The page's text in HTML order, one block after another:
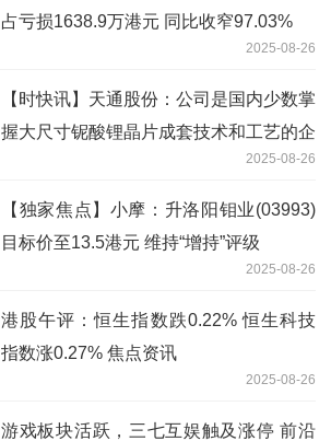
占亏损1638.9万港元 同比收窄97.03%
2025-08-26
【时快讯】天通股份：公司是国内少数掌
握大尺寸铌酸锂晶片成套技术和工艺的企
业，生产的钽酸锂（LT）、铌酸锂
（LN）晶体及黑化抛光晶片产品已实现
量产
2025-08-26
【独家焦点】小摩：升洛阳钼业(03993)
目标价至13.5港元 维持“增持”评级
2025-08-26
港股午评：恒生指数跌0.22% 恒生科技
指数涨0.27% 焦点资讯
2025-08-26
游戏板块活跃，三七互娱触及涨停 前沿